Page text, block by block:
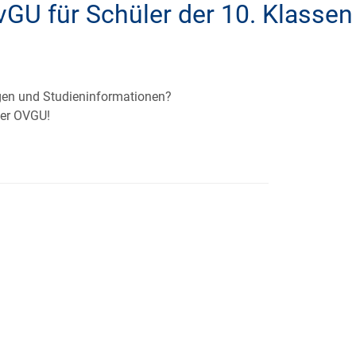
für Schüler der 10. Klassen
und Studieninformationen?
OVGU!